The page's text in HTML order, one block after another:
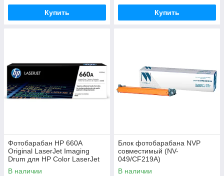
Купить Купить
Фотобарабан HP 660A
Original LaserJet Imaging
Drum для HP Color LaserJet
M751 W2004A
В наличии
Блок фотобарабана NVP
совместимый (NV-
049/CF219A)
В наличии